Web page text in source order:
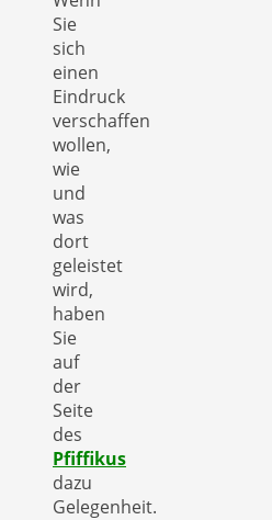
Sie
sich
einen
Eindruck
verschaffen
wollen,
wie
und
was
dort
geleistet
wird,
haben
Sie
auf
der
Seite
des
Pfiffikus
dazu
Gelegenheit.